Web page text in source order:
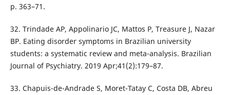
p. 363–71.
32. Trindade AP, Appolinario JC, Mattos P, Treasure J, Nazar
BP. Eating disorder symptoms in Brazilian university
students: a systematic review and meta-analysis. Brazilian
Journal of Psychiatry. 2019 Apr;41(2):179–87.
33. Chapuis-de-Andrade S, Moret-Tatay C, Costa DB, Abreu